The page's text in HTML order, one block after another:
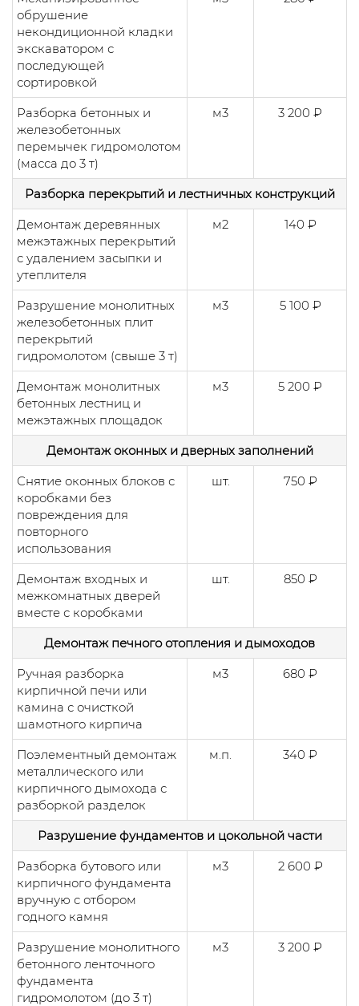
обрушение
некондиционной кладки
экскаватором с
последующей
сортировкой
Разборка бетонных и
железобетонных
перемычек гидромолотом
(масса до 3 т)
м3 3 200 ₽
Разборка перекрытий и лестничных конструкций
Демонтаж деревянных
межэтажных перекрытий
с удалением засыпки и
утеплителя
м2 140 ₽
Разрушение монолитных
железобетонных плит
перекрытий
гидромолотом (свыше 3 т)
м3 5 100 ₽
Демонтаж монолитных
бетонных лестниц и
межэтажных площадок
м3 5 200 ₽
Демонтаж оконных и дверных заполнений
Снятие оконных блоков с
коробками без
повреждения для
повторного
использования
шт. 750 ₽
Демонтаж входных и
межкомнатных дверей
вместе с коробками
шт. 850 ₽
Демонтаж печного отопления и дымоходов
Ручная разборка
кирпичной печи или
камина с очисткой
шамотного кирпича
м3 680 ₽
Поэлементный демонтаж
металлического или
кирпичного дымохода с
разборкой разделок
м.п. 340 ₽
Разрушение фундаментов и цокольной части
Разборка бутового или
кирпичного фундамента
вручную с отбором
годного камня
м3 2 600 ₽
Разрушение монолитного
бетонного ленточного
фундамента
гидромолотом (до 3 т)
м3 3 200 ₽